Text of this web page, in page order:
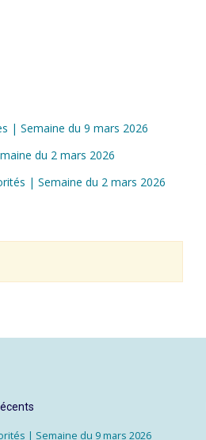
| Semaine du 9 mars 2026
du 2 mars 2026
| Semaine du 2 mars 2026
| Semaine du 9 mars 2026